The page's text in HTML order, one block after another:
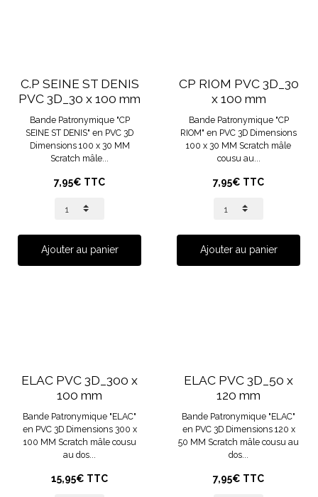
C.P SEINE ST DENIS
PVC 3D_30 x 100 mm
Bande Patronymique "CP
SEINE ST DENIS" en PVC 3D
Dimensions 100 x 30 MM
Scratch mâle...
7,95€ TTC
Ajouter au panier
CP RIOM PVC 3D_30
x 100 mm
Bande Patronymique "CP
RIOM" en PVC 3D Dimensions
100 x 30 MM Scratch mâle
cousu au...
7,95€ TTC
Ajouter au panier
ELAC PVC 3D_300 x
100 mm
Bande Patronymique "ELAC"
en PVC 3D Dimensions 300 x
100 MM Scratch mâle cousu
au dos...
15,95€ TTC
ELAC PVC 3D_50 x
120 mm
Bande Patronymique "ELAC"
en PVC 3D Dimensions 120 x
50 MM Scratch mâle cousu au
dos...
7,95€ TTC